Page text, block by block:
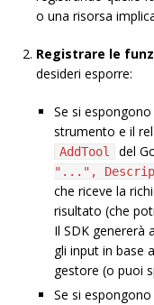
o una risorsa
Registrare le
desideri esporre:
Se si espongono
strumento e il
AddTool del
"...",
che riceve la
risultato (che
Il SDK genererà
gli input in base
gestore (o puoi
Se si espongono